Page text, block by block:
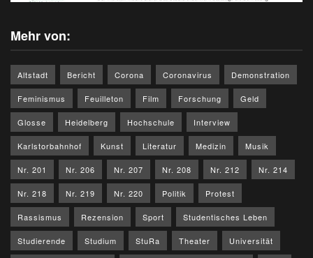
Mehr von:
Altstadt Bericht Corona Coronavirus Demonstration
Feminismus Feuilleton Film Forschung Geld
Glosse Heidelberg Hochschule Interview
Karlstorbahnhof Kunst Literatur Medizin Musik
Nr. 201 Nr. 206 Nr. 207 Nr. 208 Nr. 212 Nr. 214
Nr. 218 Nr. 219 Nr. 220 Politik Protest
Rassismus Rezension Sport Studentisches Leben
Studierende Studium StuRa Theater Universität